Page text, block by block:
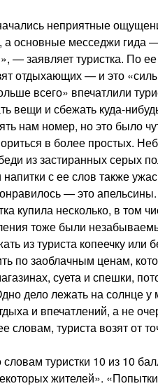
неприятные
а основные месседжи гида
— заявляет туристка. По
отдыхающих — и это
всего» впечатлили
вещи и сбежать куда-
нам номер, но это было
в более простых.
из застиранных серых
напитки с ее слов также
— это апельсины.
купила несколько, в том
тоже были
из туриста копеечку или
по заоблачным ценам,
суета и спешки,
дело лежать на солнце
и впечатлений, а не
словам, туриста возят от
туристки 10 из 10
жителей».